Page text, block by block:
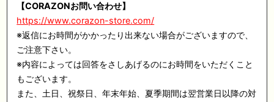
【CORAZONお問い合わせ】
https://www.corazon-store.com/
※返信にお時間がかかったり出来ない場合がございますので、
ご注意下さい。
※内容によっては回答をさしあげるのにお時間をいただくこと
もございます。
また、土日、祝祭日、年末年始、夏季期間は翌営業日以降の対